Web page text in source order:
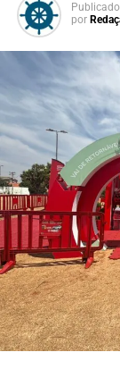
Publicado
por